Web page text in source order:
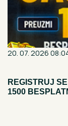
20. 07. 2026
REGISTRUJ
1500